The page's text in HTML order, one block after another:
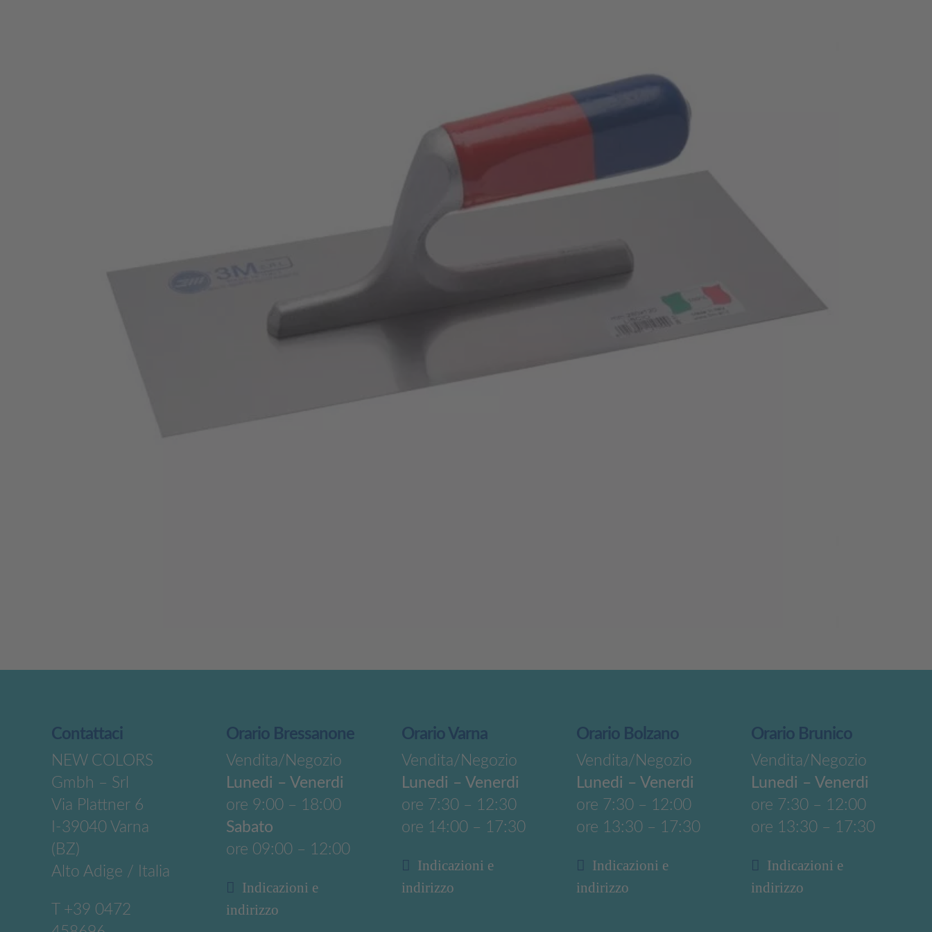
Contattaci
NEW COLORS
Gmbh – Srl
Via Plattner 6
I-39040 Varna
(BZ)
Alto Adige / Italia
+39 0472
Orario Bressanone
Vendita/Negozio
Lunedi – Venerdi
ore 9:00 – 18:00
Sabato
ore 09:00 – 12:00
Indicazioni e
indirizzo
Orario Varna
Vendita/Negozio
Lunedi – Venerdi
ore 7:30 – 12:30
ore 14:00 – 17:30
Indicazioni e
indirizzo
Orario Bolzano
Vendita/Negozio
Lunedi – Venerdi
ore 7:30 – 12:00
ore 13:30 – 17:30
Indicazioni e
indirizzo
Orario Brunico
Vendita/Negozio
Lunedi – Venerdi
ore 7:30 – 12:00
ore 13:30 – 17:30
Indicazioni e
indirizzo